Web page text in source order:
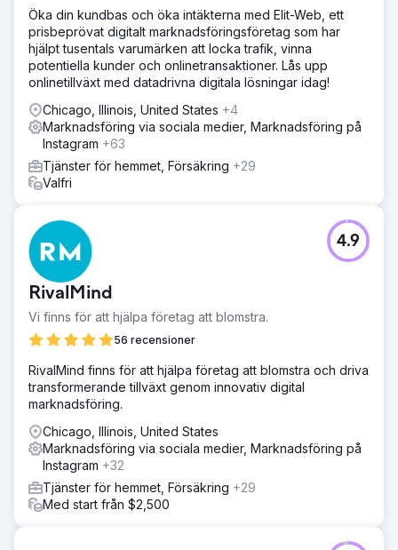
Öka din kundbas och öka intäkterna med Elit-Web, ett
prisbeprövat digitalt marknadsföringsföretag som har
hjälpt tusentals varumärken att locka trafik, vinna
potentiella kunder och onlinetransaktioner. Lås upp
onlinetillväxt med datadrivna digitala lösningar idag!
Chicago, Illinois, United States +4
Marknadsföring via sociala medier, Marknadsföring på
Instagram +63
Tjänster för hemmet, Försäkring +29
Valfri
RivalMind
Vi finns för att hjälpa företag att blomstra.
56 recensioner
4.9
RivalMind finns för att hjälpa företag att blomstra och driva
transformerande tillväxt genom innovativ digital
marknadsföring.
Chicago, Illinois, United States
Marknadsföring via sociala medier, Marknadsföring på
Instagram +32
Tjänster för hemmet, Försäkring +29
Med start från $2,500